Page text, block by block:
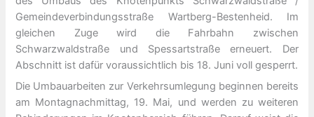
Gemeindeverbindungsstraße Wartberg-Bestenheid. Im
gleichen Zuge wird die Fahrbahn zwischen
Schwarzwaldstraße und Spessartstraße erneuert. Der
Abschnitt ist dafür voraussichtlich bis 18. Juni voll gesperrt.
Die Umbauarbeiten zur Verkehrsumlegung beginnen bereits
am Montagnachmittag, 19. Mai, und werden zu weiteren